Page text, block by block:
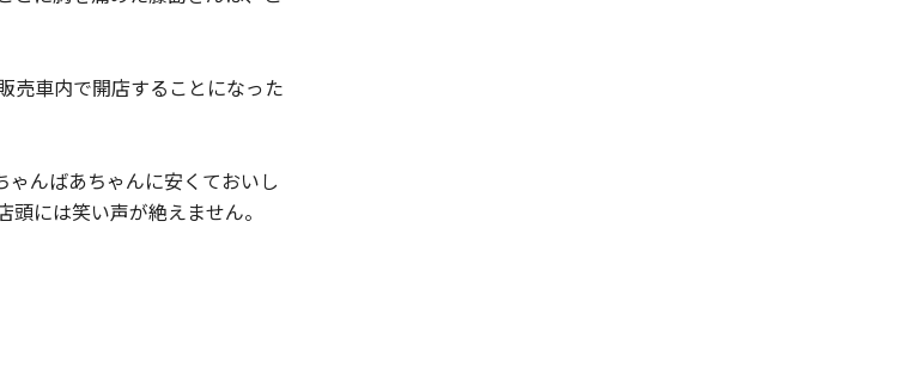
売車内で開店することになった
んばあちゃんに安くておいし
には笑い声が絶えません。